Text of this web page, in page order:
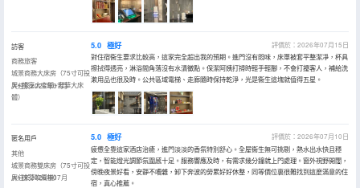
訪客
商務旅客
城景商務大床房（75寸可投
屏+暢享大空間+奢華大床
體）
入住於2026年07月
5.0 極好
評價於：2026年07月15日
對住宿衞生要求比較高，這家完全超出我的預期。進門沒有悶味，床單被套平整潔凈，杯具
擦拭得透亮，淋浴間角落沒有水漬黴點。保潔阿姨打掃時輕手輕腳，不會打擾客人，補給洗
漱用品也很及時。公共區域電梯、走廊隨時保持乾淨，光是衞生這塊就值得五星。
匿名用戶
其他
城景商務雙床房（75寸可投
屏+徠芬吹風機）
入住於2026年07月
5.0 極好
評價於：2026年07月10日
疲憊全靠這家酒店治癒，進門淡淡的香氛特別舒心。全屋衞生無可挑剔，熱水出水快且穩
定，智能燈光調節氛圍感十足。服務響應及時，有需求幾分鐘就上門處理。窗外視野開闊，
傍晚夜景好看，安靜不嘈雜，卸下奔波的勞累好好休整，同等價位裏很難找到這麼滿意的住
宿，真心推薦。